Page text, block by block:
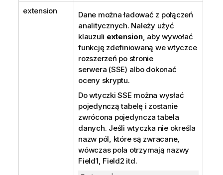
extension
Dane można ładować z połączeń
analitycznych. Należy użyć
klauzuli extension, aby wywołać
funkcję zdefiniowaną we wtyczce
rozszerzeń po stronie
serwera (SSE) albo dokonać
oceny skryptu.
Do wtyczki SSE można wysłać
pojedynczą tabelę i zostanie
zwrócona pojedyncza tabela
danych. Jeśli wtyczka nie określa
nazw pól, które są zwracane,
wówczas pola otrzymają nazwy
Field1, Field2 itd.